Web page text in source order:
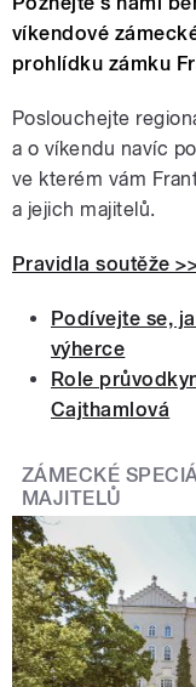
víkendové
prohlídku zámku
Poslouchejte
a o víkendu navíc
ve kterém vám
a jejich majitelů.
Pravidla soutěže
Podívejte se,
výherce
Role
Cajthamlová
ZÁMECKÉ
MAJITELŮ